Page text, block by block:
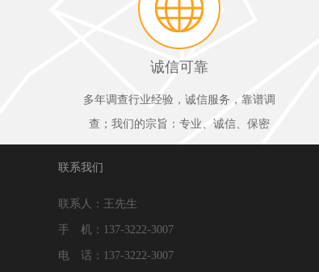
诚信可靠
多年调查行业经验，诚信服务，靠谱调
查；我们的宗旨：专业、诚信、保密
联系我们
联系人：王先生
手 机：137-3222-3007
电 话：137-3222-3007